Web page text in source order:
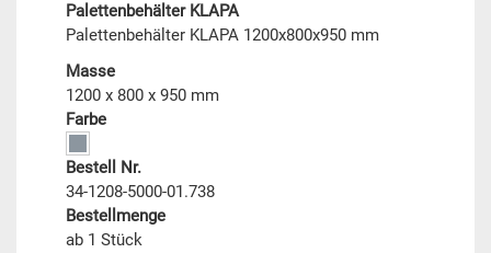
Palettenbehälter KLAPA
Palettenbehälter KLAPA 1200x800x950 mm
Masse
1200 x 800 x 950 mm
Farbe
Bestell Nr.
34-1208-5000-01.738
Bestellmenge
ab 1 Stück